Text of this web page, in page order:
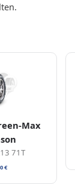
Max
71T
€